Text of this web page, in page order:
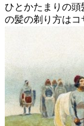
ひとかたまりの頭
の髪の剃り方はコ